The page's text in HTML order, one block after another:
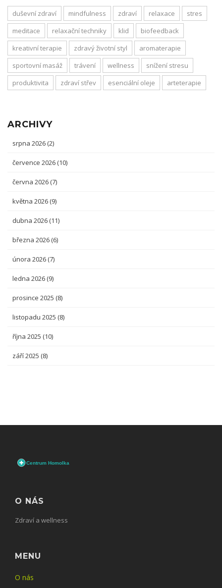
duševní zdraví mindfulness zdraví relaxace
stres
meditace
relaxační techniky klid
biofeedback
kreativní terapie
zdravý životní styl
aromaterapie
sportovní masáž
trávení wellness
snížení stresu
produktivita
zdraví střev esenciální oleje arteterapie
ARCHIVY
srpna 2026 (2)
července 2026 (10)
června 2026 (7)
května 2026 (9)
dubna 2026 (11)
března 2026 (6)
února 2026 (7)
ledna 2026 (9)
prosince 2025 (8)
listopadu 2025 (8)
října 2025 (10)
září 2025 (8)
O NÁS
Zdraví a wellness
MENU
O nás